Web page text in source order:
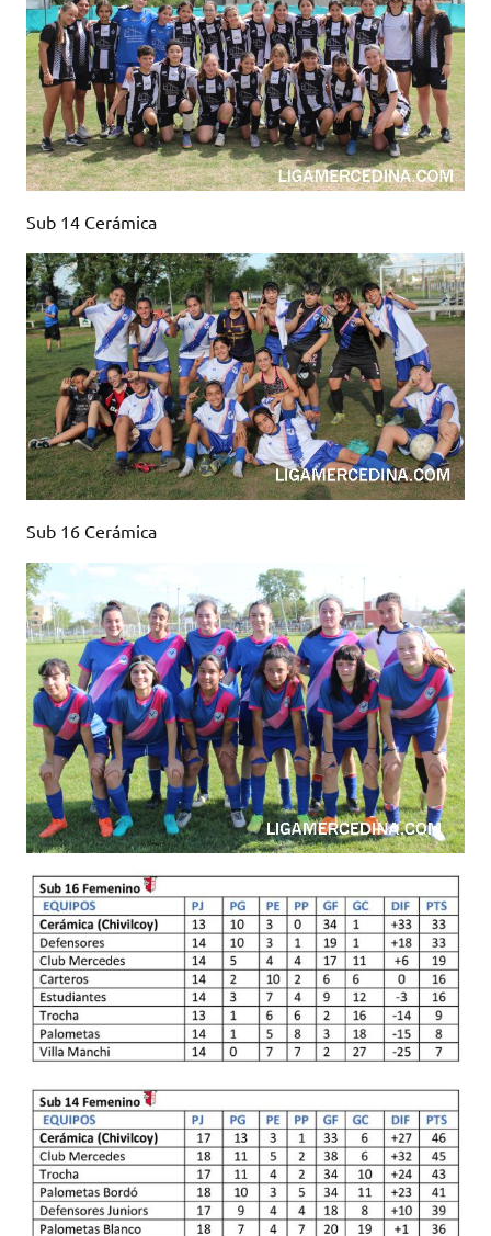
Sub 14 Cerámica
Sub 16 Cerámica